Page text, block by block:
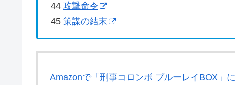
44 攻撃命令
45 策謀の結末
Amazonで「刑事コロンボ ブルーレイBOX」